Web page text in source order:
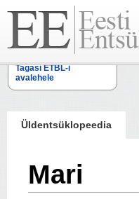
Tagasi ETBL-i
avalehele
Üldentsüklopeedia
Mari